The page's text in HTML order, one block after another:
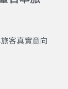
客真實意向